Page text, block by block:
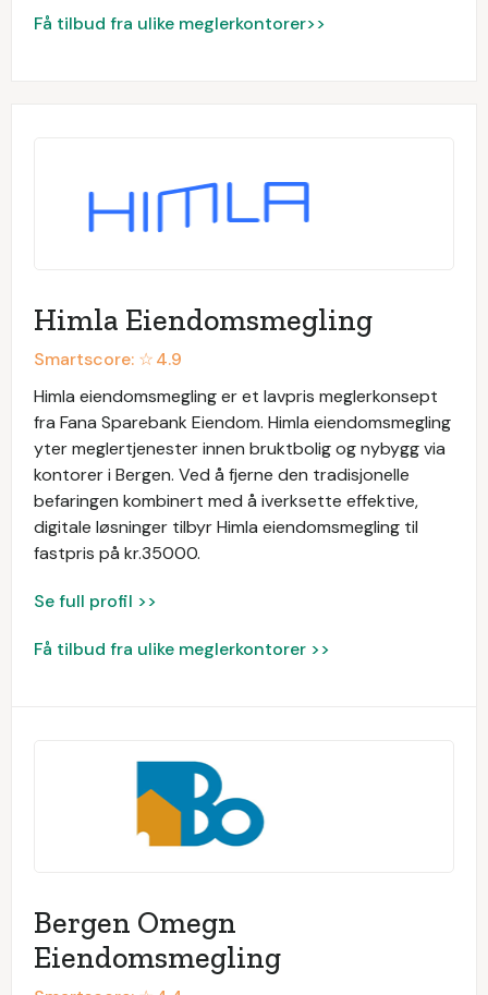
Få tilbud fra ulike meglerkontorer>>
Himla Eiendomsmegling
Smartscore: ☆4.9
Himla eiendomsmegling er et lavpris meglerkonsept
fra Fana Sparebank Eiendom. Himla eiendomsmegling
yter meglertjenester innen bruktbolig og nybygg via
kontorer i Bergen. Ved å fjerne den tradisjonelle
befaringen kombinert med å iverksette effektive,
digitale løsninger tilbyr Himla eiendomsmegling til
fastpris på kr.35000.
Se full profil >>
Få tilbud fra ulike meglerkontorer >>
Bergen Omegn
Eiendomsmegling